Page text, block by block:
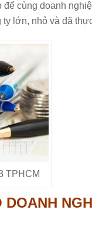
cùng doanh
lớn, nhỏ và đã
TPHCM
DOANH